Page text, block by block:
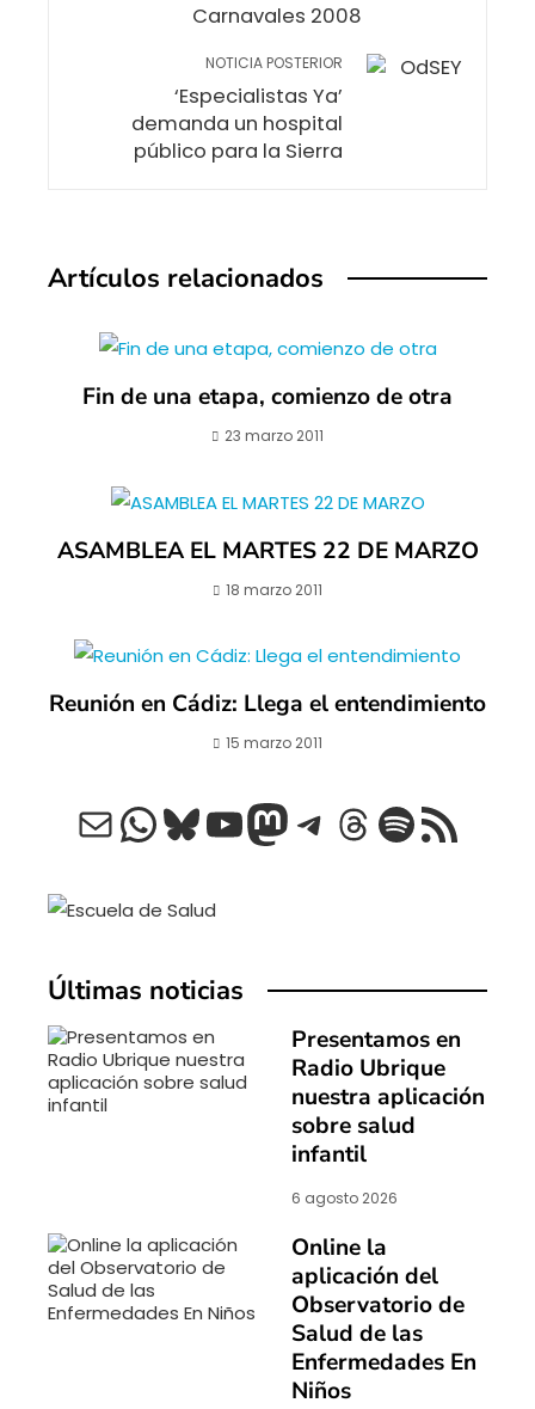
Carnavales 2008
NOTICIA POSTERIOR
‘Especialistas Ya’
demanda un hospital
público para la Sierra
Artículos relacionados
Fin de una etapa, comienzo de otra
23 marzo 2011
ASAMBLEA EL MARTES 22 DE MARZO
18 marzo 2011
Reunión en Cádiz: Llega el entendimiento
15 marzo 2011
Correo electrónico
WhatsApp
Bluesky
YouTube
Mastodon
Telegram
Threads
Spotify
Feed RSS
Últimas noticias
Presentamos en
Radio Ubrique
nuestra aplicación
sobre salud
infantil
6 agosto 2026
Online la
aplicación del
Observatorio de
Salud de las
Enfermedades En
Niños